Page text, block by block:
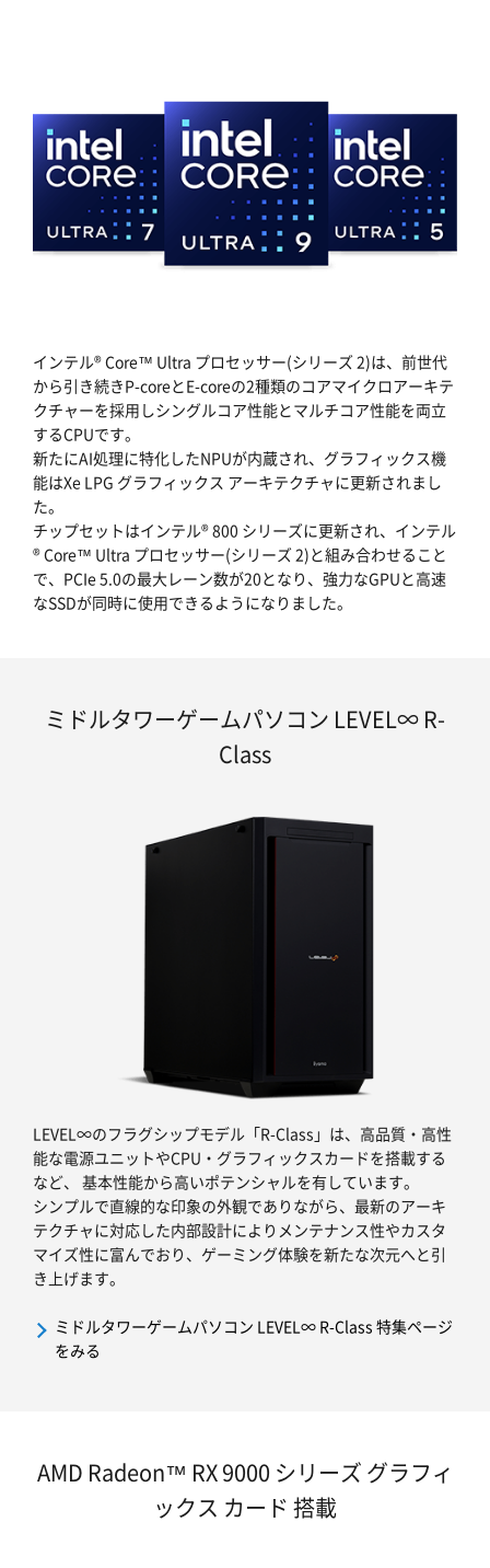
インテル® Core™ Ultra プロセッサー(シリーズ 2)は、前世代
から引き続きP-coreとE-coreの2種類のコアマイクロアーキテ
クチャーを採用しシングルコア性能とマルチコア性能を両立
するCPUです。
新たにAI処理に特化したNPUが内蔵され、グラフィックス機
能はXe LPG グラフィックス アーキテクチャに更新されまし
た。
チップセットはインテル® 800 シリーズに更新され、インテル
® Core™ Ultra プロセッサー(シリーズ 2)と組み合わせること
で、PCIe 5.0の最大レーン数が20となり、強力なGPUと高速
なSSDが同時に使用できるようになりました。
ミドルタワーゲームパソコン LEVEL∞ R-
Class
LEVEL∞のフラグシップモデル「R-Class」は、高品質・高性
能な電源ユニットやCPU・グラフィックスカードを搭載する
など、 基本性能から高いポテンシャルを有しています。
シンプルで直線的な印象の外観でありながら、最新のアーキ
テクチャに対応した内部設計によりメンテナンス性やカスタ
マイズ性に富んでおり、ゲーミング体験を新たな次元へと引
き上げます。
ミドルタワーゲームパソコン LEVEL∞ R-Class 特集ページ
をみる
AMD Radeon™ RX 9000 シリーズ グラフィ
ックス カード 搭載